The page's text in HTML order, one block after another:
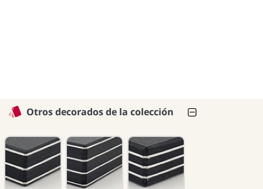
Otros decorados de la colección